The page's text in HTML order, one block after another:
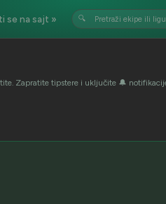
se na sajt » 🔍
Zapratite tipstere i uključite 🔔